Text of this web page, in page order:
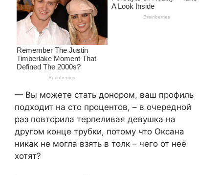
— Вы можете стать донором, ваш профиль
подходит на сто процентов, – в очередной
раз повторила терпеливая девушка на
другом конце трубки, потому что Оксана
никак не могла взять в толк – чего от нее
хотят?